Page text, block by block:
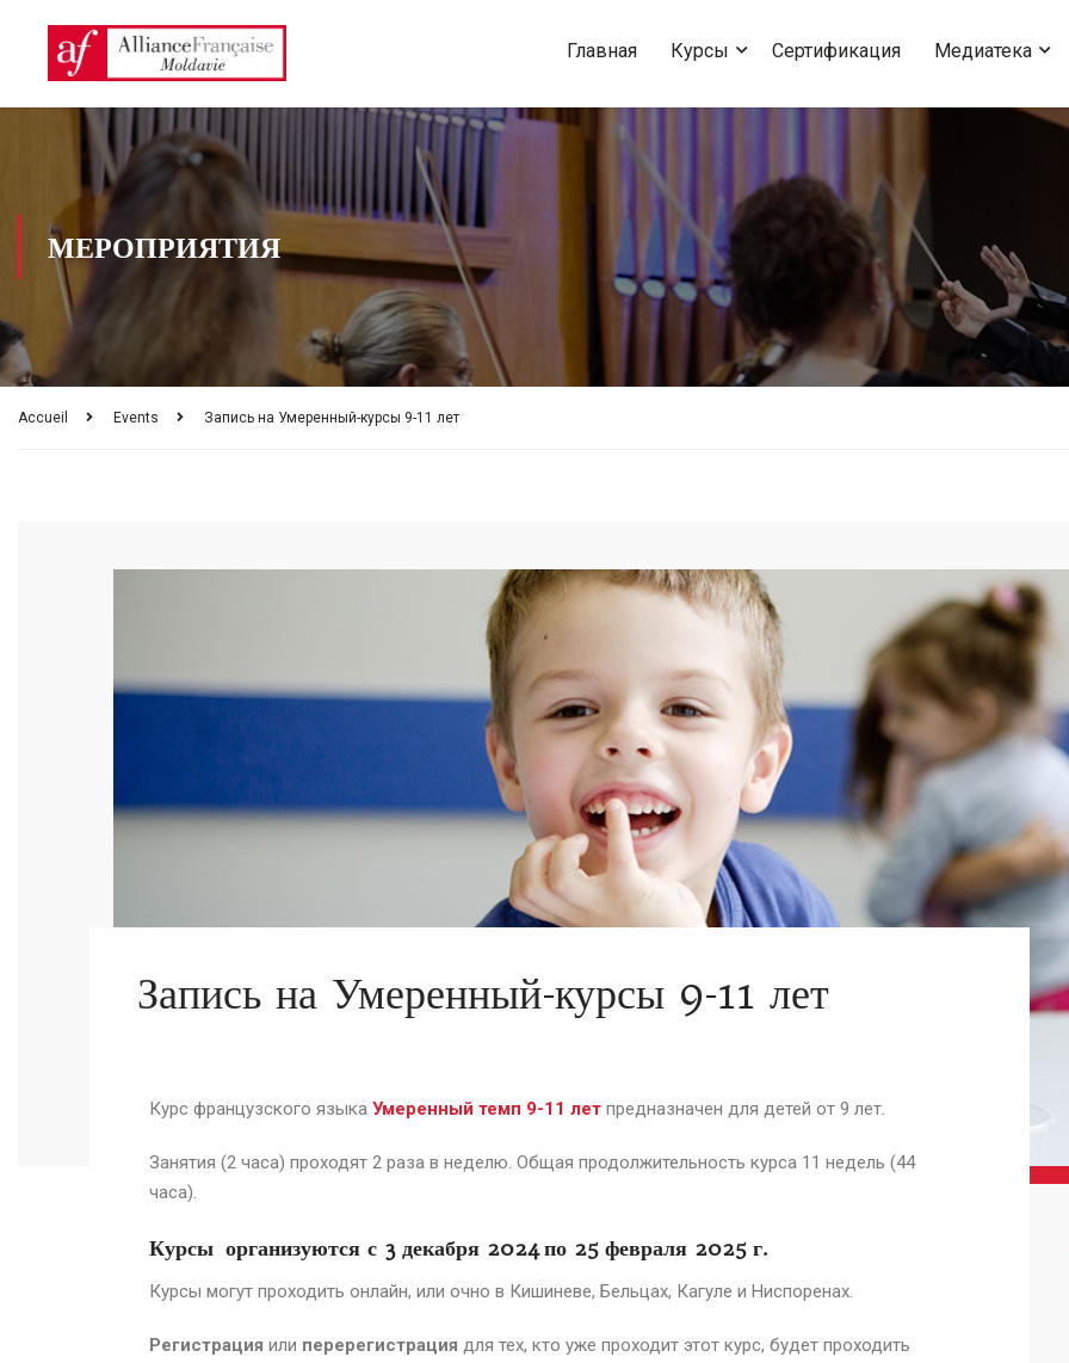
Главная Курсы Сертификация Медиатека
МЕРОПРИЯТИЯ
Accueil Events Запись на Умеренный-курсы 9-11 лет
Запись на Умеренный-курсы 9-11 лет
Курс французского языка Умеренный темп 9-11 лет предназначен для детей от 9 лет.
Занятия (2 часа) проходят 2 раза в неделю. Общая продолжительность курса 11 недель (44
часа).
Курсы организуются с 3 декабря 2024по 25 февраля 2025 г.
Курсы могут проходить онлайн, или очно в Кишиневе, Бельцах, Кагуле и Ниспоренах.
Регистрация или перерегистрация для тех, кто уже проходит этот курс, будет проходить